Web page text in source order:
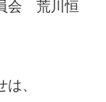
会 荒川恒
、